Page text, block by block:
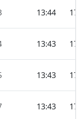
13:44
13:43
13:43
13:43